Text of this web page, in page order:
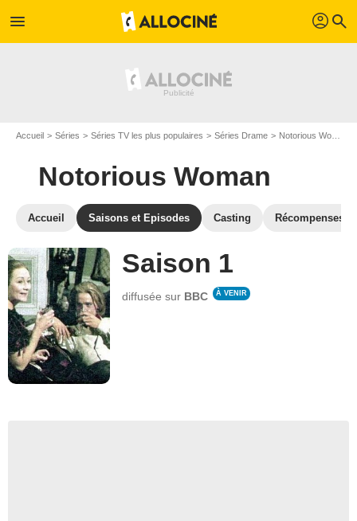
menu profil search
Accueil Séries Séries TV les plus populaires Séries Drame Notorious Woman
Notorious Woman
Accueil Saisons et Episodes Casting Récompenses
Saison 1
diffusée sur BBC À VENIR